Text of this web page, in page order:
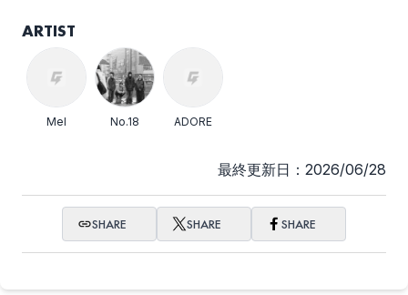
ARTIST
Mel No.18 ADORE
最終更新日：2026/06/28
SHARE SHARE SHARE